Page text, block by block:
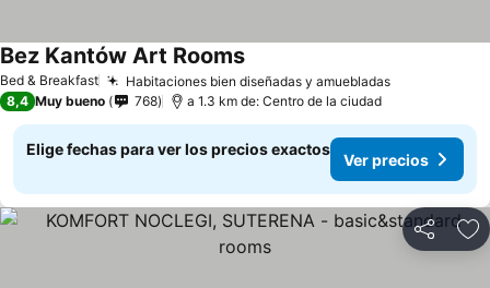
Bed & Breakfast Habitaciones bien diseñadas y amuebladasVer precios
Bez Kantów Art RoomsVer precios
8,4 Muy bueno 768 a 1.3 km de: Centro de la ciudad
Elige fechas para ver los precios exactos
Ver precios
Compartir